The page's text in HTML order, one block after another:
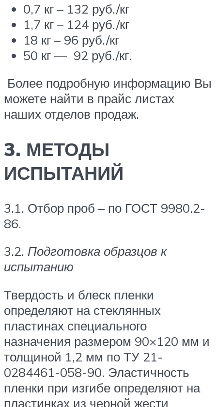
0,7 кг – 132 руб./кг
1,7 кг – 124 руб./кг
18 кг – 96 руб./кг
50 кг — 92 руб./кг.
Более подробную информацию Вы
можете найти в прайс листах
наших отделов продаж.
3. МЕТОДЫ
ИСПЫТАНИЙ
3.1. Отбор проб – по ГОСТ 9980.2-
86.
3.2. Подготовка образцов к
испытанию
Твердость и блеск пленки
определяют на стеклянных
пластинах специального
назначения размером 90×120 мм и
толщиной 1,2 мм по ТУ 21-
0284461-058-90. Эластичность
пленки при изгибе определяют на
пластинках из черной жести